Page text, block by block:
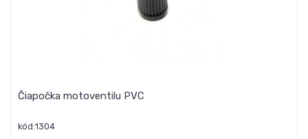
Čiapočka motoventilu PVC
kód:1304